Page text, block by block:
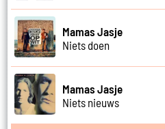
Mamas Jasje
Niets doen
Mamas Jasje
Niets nieuws